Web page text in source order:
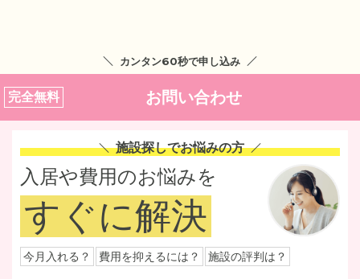
カンタン60秒で申し込み
完全無料 お問い合わせ
施設探しでお悩みの方
入居や費用のお悩みを
すぐに解決
今月入れる？ 費用を抑えるには？ 施設の評判は？